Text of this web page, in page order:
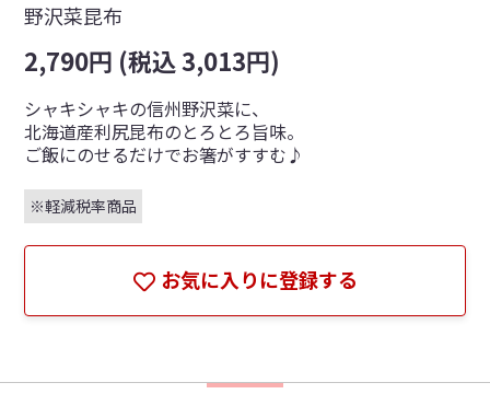
野沢菜昆布
2,790円 (税込 3,013円)
シャキシャキの信州野沢菜に、
北海道産利尻昆布のとろとろ旨味。
ご飯にのせるだけでお箸がすすむ♪
※軽減税率商品
お気に入りに登録する